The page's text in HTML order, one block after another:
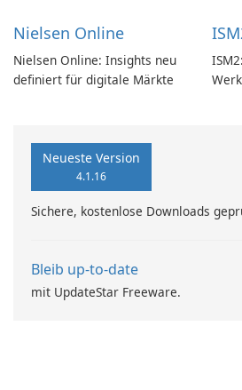
Nielsen Online
Nielsen Online: Insights neu
definiert für digitale Märkte
Neueste Version
4.1.16
Sichere, kostenlose Downloads
Bleib up-to-date
mit UpdateStar Freeware.